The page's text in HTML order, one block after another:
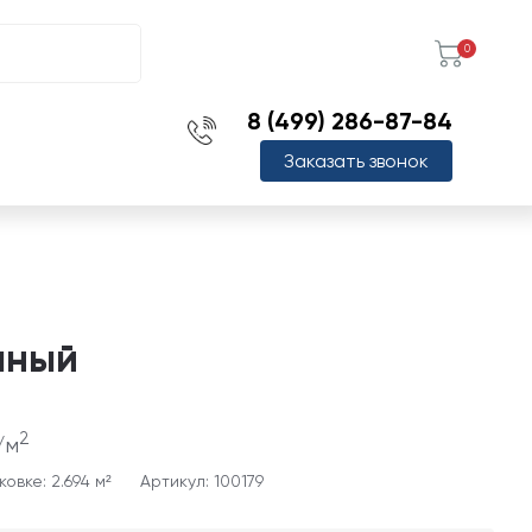
0
8 (499) 286-87-84
Заказать звонок
2
2.694 м² Артикул: 100179